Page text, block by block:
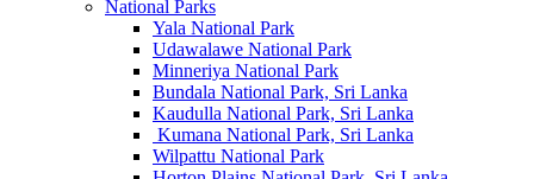
National Parks
Yala National Park
Udawalawe National Park
Minneriya National Park
Bundala National Park, Sri Lanka
Kaudulla National Park, Sri Lanka
Kumana National Park, Sri Lanka
Wilpattu National Park